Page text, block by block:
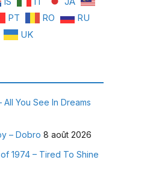
PT RO
RU
UK
You See In Dreams
– Dobro 8 août 2026
1974 – Tired To Shine